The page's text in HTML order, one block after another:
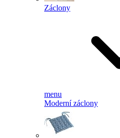
Záclony
menu
Moderní záclony